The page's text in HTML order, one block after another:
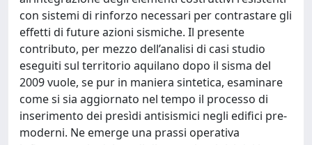
con sistemi di rinforzo necessari per contrastare gli
effetti di future azioni sismiche. Il presente
contributo, per mezzo dell’analisi di casi studio
eseguiti sul territorio aquilano dopo il sisma del
2009 vuole, se pur in maniera sintetica, esaminare
come si sia aggiornato nel tempo il processo di
inserimento dei presìdi antisismici negli edifici pre-
moderni. Ne emerge una prassi operativa